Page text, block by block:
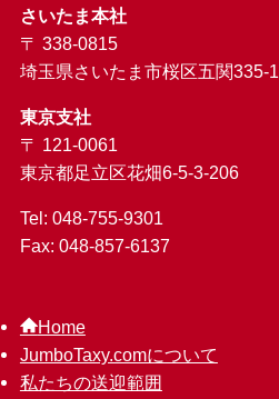
さいたま本社
〒 338-0815
埼玉県さいたま市桜区五関335-1
東京支社
〒 121-0061
東京都足立区花畑6-5-3-206
Tel: 048-755-9301
Fax: 048-857-6137
Home
JumboTaxy.comについて
私たちの送迎範囲